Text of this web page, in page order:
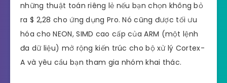
những thuật toán riêng lẻ nếu bạn chọn không bỏ
ra $ 2,28 cho ứng dụng Pro. Nó cũng được tối ưu
hóa cho NEON, SIMD cao cấp của ARM (một lệnh
đa dữ liệu) mở rộng kiến ​​trúc cho bộ xử lý Cortex-
A và yêu cầu bạn tham gia nhóm khai thác.